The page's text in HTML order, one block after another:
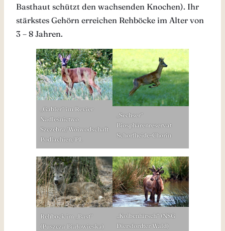
Basthaut schützt den wachsenden Knochen). Ihr
stärkstes Gehörn erreichen Rehböcke im Alter von
3 – 8 Jahren.
„Gabler“ im Revier
Nadleśnictwo
Szczebra/Woiwodschaft
Podlachien/PL
„Sechser“
Biosphärenreservat
Schorfheide-Chorin
Rehbock im „Bast“
(Puszcza Białowieska)
„Kolbenhirsch“ (NSG
Diersfordter Wald)